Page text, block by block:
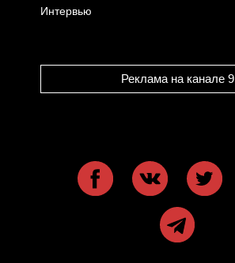
Интервью
Реклама на канале 9